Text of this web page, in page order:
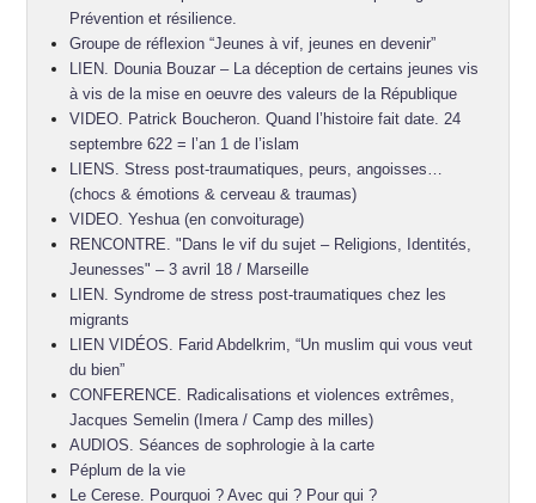
Prévention et résilience.
Groupe de réflexion “Jeunes à vif, jeunes en devenir”
LIEN. Dounia Bouzar – La déception de certains jeunes vis
à vis de la mise en oeuvre des valeurs de la République
VIDEO. Patrick Boucheron. Quand l’histoire fait date. 24
septembre 622 = l’an 1 de l’islam
LIENS. Stress post-traumatiques, peurs, angoisses…
(chocs & émotions & cerveau & traumas)
VIDEO. Yeshua (en convoiturage)
RENCONTRE. "Dans le vif du sujet – Religions, Identités,
Jeunesses" – 3 avril 18 / Marseille
LIEN. Syndrome de stress post-traumatiques chez les
migrants
LIEN VIDÉOS. Farid Abdelkrim, “Un muslim qui vous veut
du bien”
CONFERENCE. Radicalisations et violences extrêmes,
Jacques Semelin (Imera / Camp des milles)
AUDIOS. Séances de sophrologie à la carte
Péplum de la vie
Le Cerese. Pourquoi ? Avec qui ? Pour qui ?